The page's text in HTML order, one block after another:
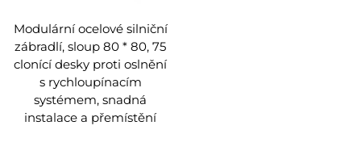
Modulární ocelové silniční
zábradlí, sloup 80 * 80, 75
clonící desky proti oslnění
s rychloupínacím
systémem, snadná
instalace a přemístění